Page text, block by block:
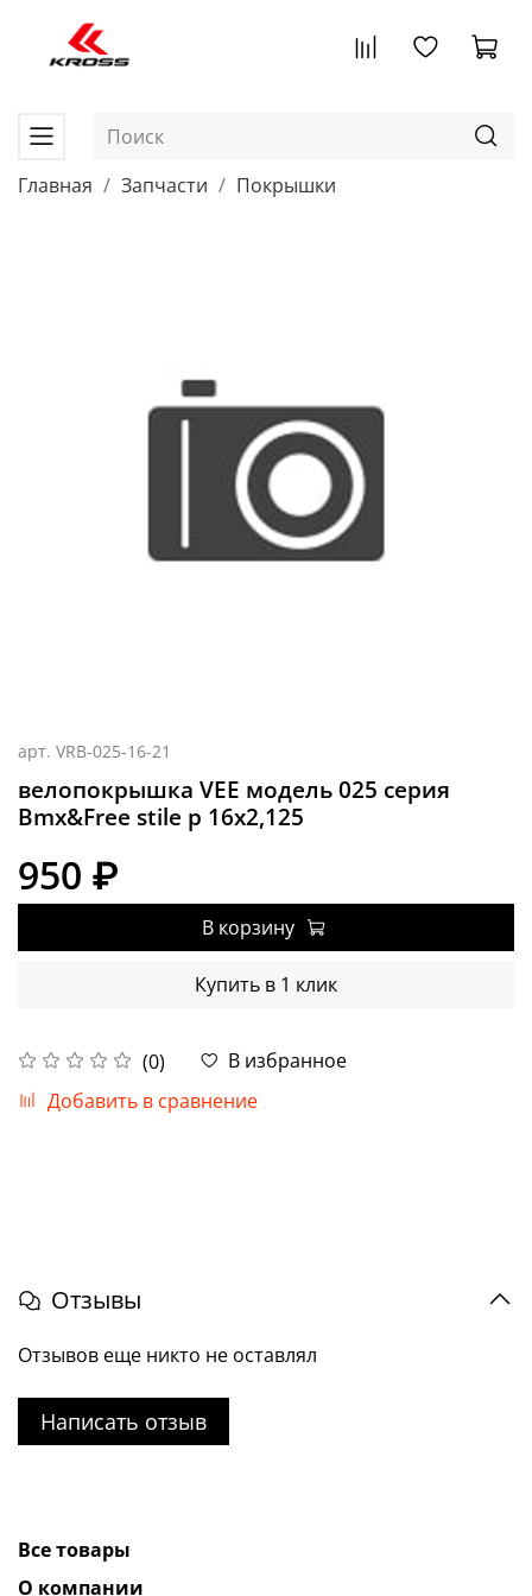
Главная Запчасти Покрышки
арт. VRB-025-16-21
велопокрышка VEE модель 025 серия
Bmx&Free stile р 16x2,125
(0)
В избранное
Добавить в сравнение
950 ₽
В корзину
Купить в 1 клик
Отзывы
Отзывов еще никто не оставлял
Написать отзыв
Все товары
О компании